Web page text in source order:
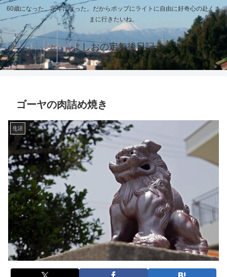
60歳になった、定年になった。だからポップにライトに自由に好奇心の赴くま
まに行きたいね。
よしおの定年後日記
ゴーヤの肉詰め焼き
生活